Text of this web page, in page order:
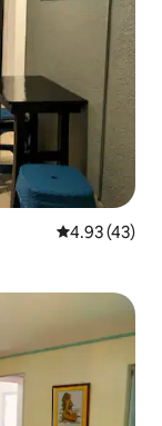
Calificación
4.93 (43)